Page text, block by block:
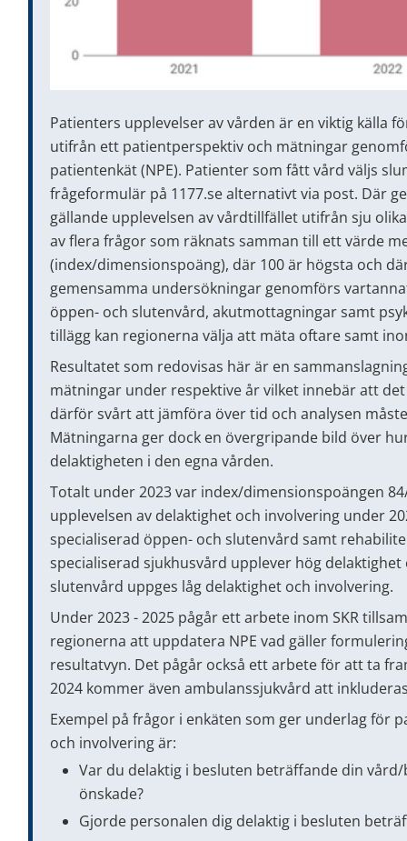
Patienters upplevelser av vården är en viktig källa
utifrån ett patientperspektiv och mätningar
patientenkät (NPE). Patienter som fått vård väljs
frågeformulär på 1177.se alternativt via post. Där
gällande upplevelsen av vårdtillfället utifrån sju
av flera frågor som räknats samman till ett värde
(index/dimensionspoäng), där 100 är högsta och
gemensamma undersökningar genomförs
öppen- och slutenvård, akutmottagningar samt
tillägg kan regionerna välja att mäta oftare samt
Resultatet som redovisas här är en
mätningar under respektive år vilket innebär att
därför svårt att jämföra över tid och analysen
Mätningarna ger dock en övergripande bild över
delaktigheten i den egna vården.
Totalt under 2023 var index/dimensionspoängen
upplevelsen av delaktighet och involvering under
specialiserad öppen- och slutenvård samt
specialiserad sjukhusvård upplever hög
slutenvård uppges låg delaktighet och involvering.
Under 2023 - 2025 pågår ett arbete inom SKR
regionerna att uppdatera NPE vad gäller
resultatvyn. Det pågår också ett arbete för att ta
2024 kommer även ambulanssjukvård att
Exempel på frågor i enkäten som ger underlag för
och involvering är:
Var du delaktig i besluten beträffande din
önskade?
Gjorde personalen dig delaktig i besluten